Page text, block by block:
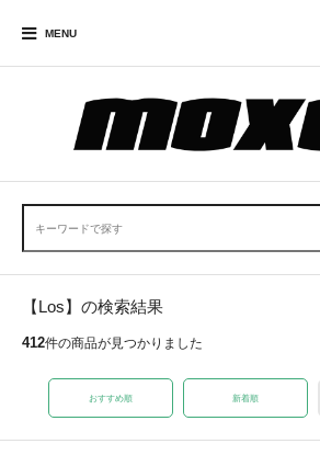
MENU
【Los】の検索結果
412件の商品が見つかりました
おすすめ順 新着順